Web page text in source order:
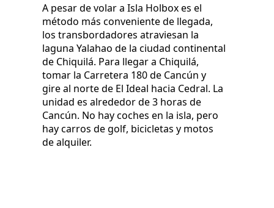
A pesar de volar a Isla Holbox es el
método más conveniente de llegada,
los transbordadores atraviesan la
laguna Yalahao de la ciudad continental
de Chiquilá. Para llegar a Chiquilá,
tomar la Carretera 180 de Cancún y
gire al norte de El Ideal hacia Cedral. La
unidad es alrededor de 3 horas de
Cancún. No hay coches en la isla, pero
hay carros de golf, bicicletas y motos
de alquiler.